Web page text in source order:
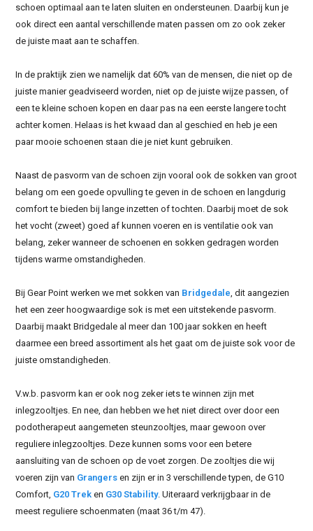
schoen optimaal aan te laten sluiten en ondersteunen. Daarbij kun je
ook direct een aantal verschillende maten passen om zo ook zeker
de juiste maat aan te schaffen.
In de praktijk zien we namelijk dat 60% van de mensen, die niet op de
juiste manier geadviseerd worden, niet op de juiste wijze passen, of
een te kleine schoen kopen en daar pas na een eerste langere tocht
achter komen. Helaas is het kwaad dan al geschied en heb je een
paar mooie schoenen staan die je niet kunt gebruiken.
Naast de pasvorm van de schoen zijn vooral ook de sokken van groot
belang om een goede opvulling te geven in de schoen en langdurig
comfort te bieden bij lange inzetten of tochten. Daarbij moet de sok
het vocht (zweet) goed af kunnen voeren en is ventilatie ook van
belang, zeker wanneer de schoenen en sokken gedragen worden
tijdens warme omstandigheden.
Bij Gear Point werken we met sokken van Bridgedale, dit aangezien
het een zeer hoogwaardige sok is met een uitstekende pasvorm.
Daarbij maakt Bridgedale al meer dan 100 jaar sokken en heeft
daarmee een breed assortiment als het gaat om de juiste sok voor de
juiste omstandigheden.
V.w.b. pasvorm kan er ook nog zeker iets te winnen zijn met
inlegzooltjes. En nee, dan hebben we het niet direct over door een
podotherapeut aangemeten steunzooltjes, maar gewoon over
reguliere inlegzooltjes. Deze kunnen soms voor een betere
aansluiting van de schoen op de voet zorgen. De zooltjes die wij
voeren zijn van Grangers en zijn er in 3 verschillende typen, de G10
Comfort, G20 Trek en G30 Stability. Uiteraard verkrijgbaar in de
meest reguliere schoenmaten (maat 36 t/m 47).